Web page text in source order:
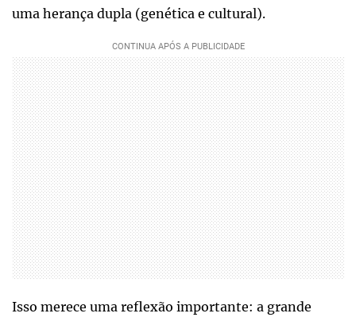
uma herança dupla (genética e cultural).
Isso merece uma reflexão importante: a grande